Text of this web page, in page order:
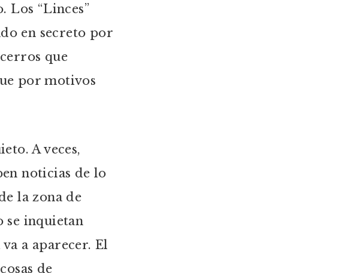
Los “Linces”
en secreto por
que
por motivos
A veces,
noticias de lo
la zona de
se inquietan
a aparecer. El
de